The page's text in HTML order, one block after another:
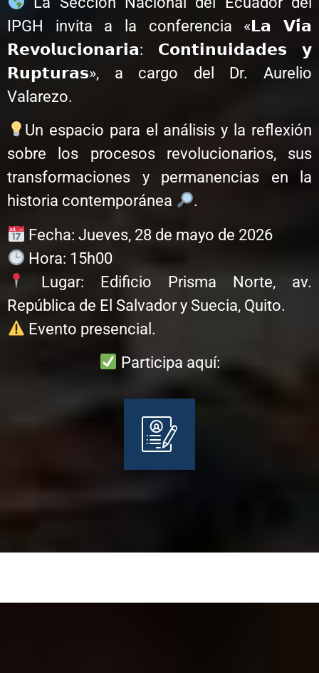
IPGH invita a la conferencia «𝗟𝗮 𝗩𝗶́𝗮
𝗥𝗲𝘃𝗼𝗹𝘂𝗰𝗶𝗼𝗻𝗮𝗿𝗶𝗮: 𝗖𝗼𝗻𝘁𝗶𝗻𝘂𝗶𝗱𝗮𝗱𝗲𝘀 𝘆
𝗥𝘂𝗽𝘁𝘂𝗿𝗮𝘀», a cargo del Dr. Aurelio
Valarezo.
Un espacio para el análisis y la reflexión
sobre los procesos revolucionarios, sus
transformaciones y permanencias en la
historia contemporánea
.
Fecha: Jueves, 28 de mayo de 2026
Hora: 15h00
Lugar: Edificio Prisma Norte, av.
República de El Salvador y Suecia, Quito.
Evento presencial.
Participa aquí: